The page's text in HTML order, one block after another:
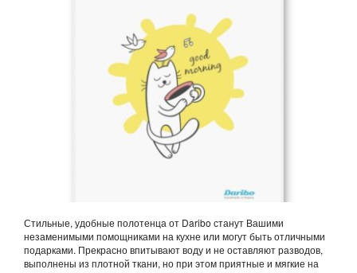
Стильные, удобные полотенца от Daribo станут Вашими
незаменимыми помощниками на кухне или могут быть отличными
подарками. Прекрасно впитывают воду и не оставляют разводов,
выполнены из плотной ткани, но при этом приятные и мягкие на